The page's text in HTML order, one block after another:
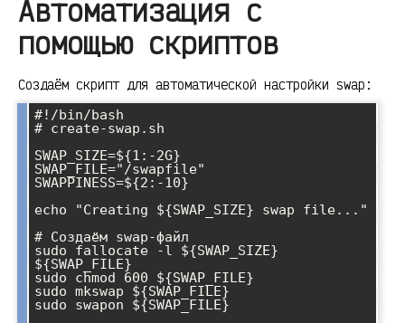
Автоматизация с
помощью скриптов
Создаём скрипт для автоматической настройки swap:
#!/bin/bash
# create-swap.sh
SWAP_SIZE=${1:-2G}
SWAP_FILE="/swapfile"
SWAPPINESS=${2:-10}
echo "Creating ${SWAP_SIZE} swap file..."
# Создаём swap-файл
sudo fallocate -l ${SWAP_SIZE}
${SWAP_FILE}
sudo chmod 600 ${SWAP_FILE}
sudo mkswap ${SWAP_FILE}
sudo swapon ${SWAP_FILE}